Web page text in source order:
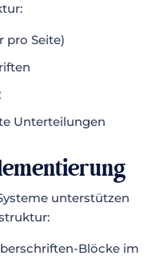
pro Seite)
Unterteilungen
unterstützen
Blöcke im